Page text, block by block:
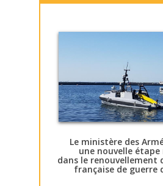
Le ministère des
une nouvelle
dans le renouvellement
française de guerre